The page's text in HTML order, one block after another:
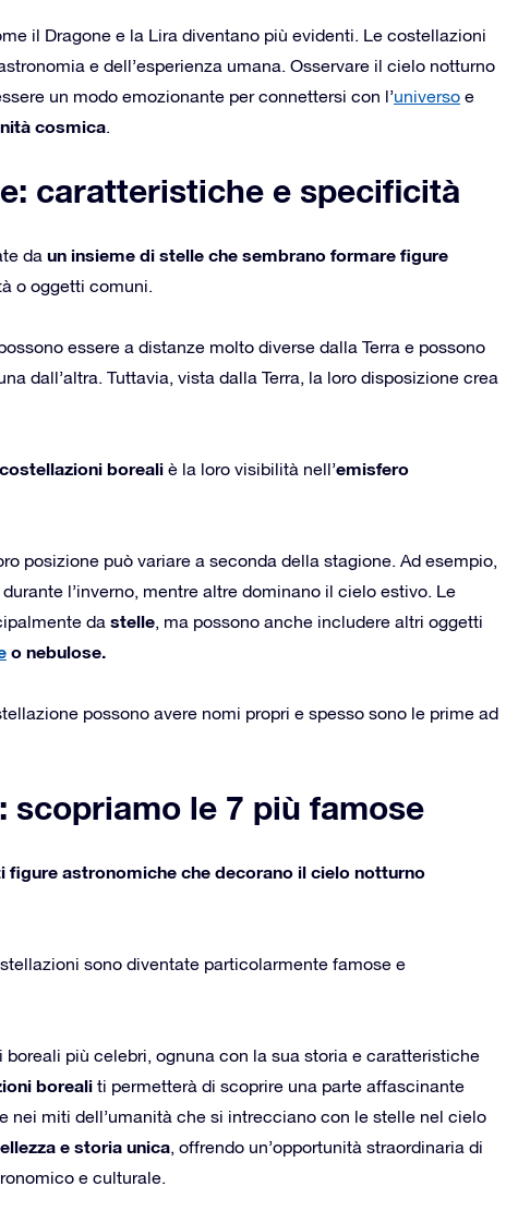
il Dragone e la Lira diventano più evidenti. Le costellazioni
e dell’esperienza umana. Osservare il cielo notturno
un modo emozionante per connettersi con l’universo e
cosmica.
caratteristiche e specificità
da un insieme di stelle che sembrano formare figure
o oggetti comuni.
essere a distanze molto diverse dalla Terra e possono
dall’altra. Tuttavia, vista dalla Terra, la loro disposizione crea
costellazioni boreali è la loro visibilità nell’emisfero
posizione può variare a seconda della stagione. Ad esempio,
l’inverno, mentre altre dominano il cielo estivo. Le
da stelle, ma possono anche includere altri oggetti
o nebulose.
possono avere nomi propri e spesso sono le prime ad
scopriamo le 7 più famose
figure astronomiche che decorano il cielo notturno
sono diventate particolarmente famose e
più celebri, ognuna con la sua storia e caratteristiche
boreali ti permetterà di scoprire una parte affascinante
nei miti dell’umanità che si intrecciano con le stelle nel cielo
e storia unica, offrendo un’opportunità straordinaria di
e culturale.